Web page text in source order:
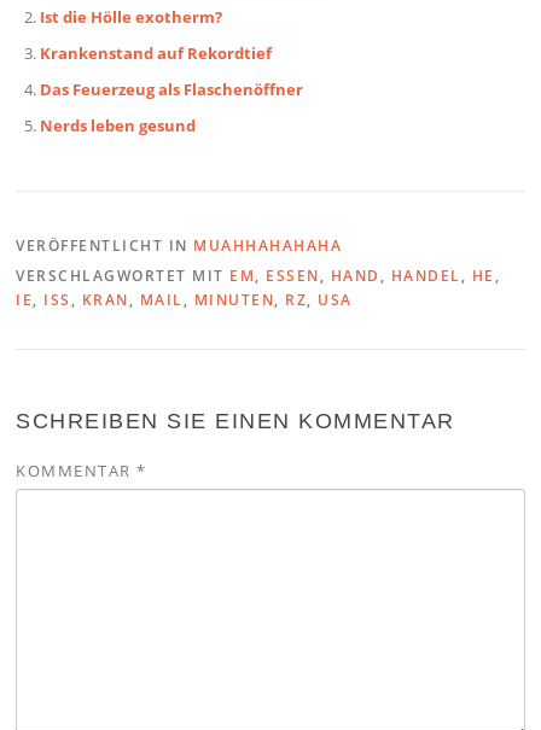
Ist die Hölle exotherm?
Krankenstand auf Rekordtief
Das Feuerzeug als Flaschenöffner
Nerds leben gesund
VERÖFFENTLICHT IN MUAHHAHAHAHA
VERSCHLAGWORTET MIT EM, ESSEN, HAND , HANDEL, HE ,
IE, ISS , KRAN, MAIL, MINUTEN, RZ, USA
SCHREIBEN SIE EINEN KOMMENTAR
KOMMENTAR*